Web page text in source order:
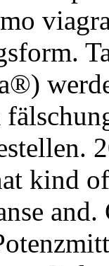
kind
and.